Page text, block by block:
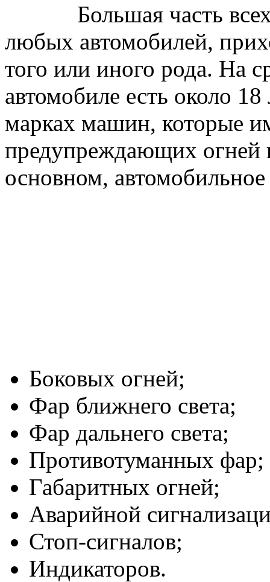
Большая часть всех
любых автомобилей,
того или иного рода. На
автомобиле есть около
марках машин, которые
предупреждающих огней
основном,
Боковых огней;
Фар ближнего света;
Фар дальнего света;
Противотуманных фар;
Габаритных огней;
Аварийной
Стоп-сигналов;
Индикаторов.